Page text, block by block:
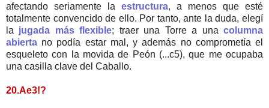
afectando seriamente la estructura, a menos que esté
totalmente convencido de ello. Por tanto, ante la duda, elegí
la jugada más flexible; traer una Torre a unacolumna
abierta no podía estar mal, y además no comprometía el
esqueleto con la movida de Peón (...c5), que me ocupaba
una casilla clave del Caballo.
20.Ae3!?